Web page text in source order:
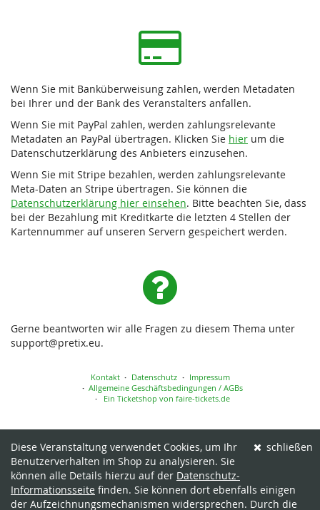
Wenn Sie mit Banküberweisung zahlen, werden Metadaten
bei Ihrer und der Bank des Veranstalters anfallen.
Wenn Sie mit PayPal zahlen, werden zahlungsrelevante
Metadaten an PayPal übertragen. Klicken Sie hier um die
Datenschutzerklärung des Anbieters einzusehen.
Wenn Sie mit Stripe bezahlen, werden zahlungsrelevante
Meta-Daten an Stripe übertragen. Sie können die
Datenschutzerklärung hier einsehen. Bitte beachten Sie, dass
bei der Bezahlung mit Kreditkarte die letzten 4 Stellen der
Kartennummer auf unseren Servern gespeichert werden.
Gerne beantworten wir alle Fragen zu diesem Thema unter
support@pretix.eu.
Kontakt Datenschutz
Impressum
Allgemeine Geschäftsbedingungen / AGBs
Ein Ticketshop von faire-tickets.de
schließen
Diese Veranstaltung verwendet Cookies, um Ihr
Benutzerverhalten im Shop zu analysieren. Sie
können alle Details hierzu auf der Datenschutz-
Informationsseite finden. Sie können dort ebenfalls einigen
der Aufzeichnungsmechanismen widersprechen. Durch die